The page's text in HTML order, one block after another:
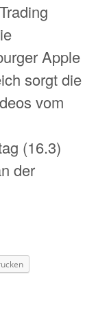
Apple
sorgt die
vom
(16.3)
der